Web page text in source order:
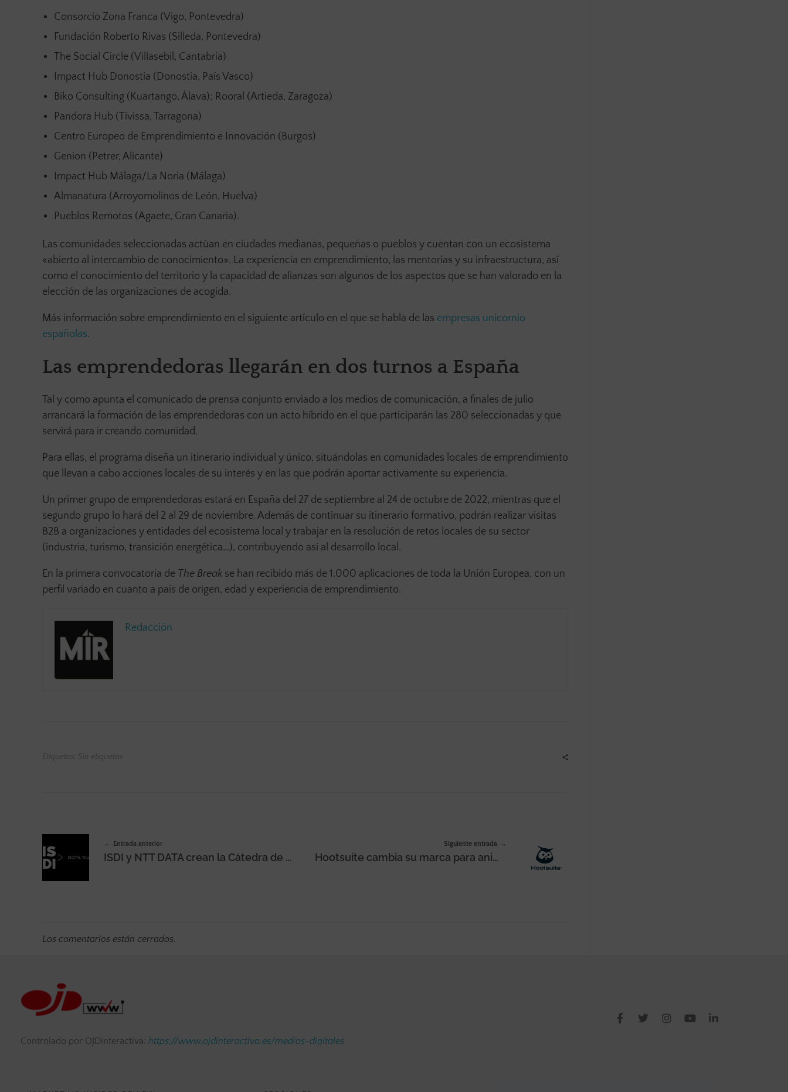
Consorcio Zona Franca (Vigo, Pontevedra)
Fundación Roberto Rivas (Silleda, Pontevedra)
The Social Circle (Villasebil, Cantabria)
Impact Hub Donostia (Donostia, País Vasco)
Biko Consulting (Kuartango, Álava); Rooral (Artieda, Zaragoza)
Pandora Hub (Tivissa, Tarragona)
Centro Europeo de Emprendimiento e Innovación (Burgos)
Genion (Petrer, Alicante)
Impact Hub Málaga/La Noria (Málaga)
Almanatura (Arroyomolinos de León, Huelva)
Pueblos Remotos (Agaete, Gran Canaria).
Las comunidades seleccionadas actúan en ciudades medianas, pequeñas o pueblos y cuentan con un ecosistema
«abierto al intercambio de conocimiento». La experiencia en emprendimiento, las mentorías y su infraestructura, así
como el conocimiento del territorio y la capacidad de alianzas son algunos de los aspectos que se han valorado en la
elección de las organizaciones de acogida.
Más información sobre emprendimiento en el siguiente artículo en el que se habla de las empresas unicornio
españolas.
Las emprendedoras llegarán en dos turnos a España
Tal y como apunta el comunicado de prensa conjunto enviado a los medios de comunicación, a finales de julio
arrancará la formación de las emprendedoras con un acto híbrido en el que participarán las 280 seleccionadas y que
servirá para ir creando comunidad.
Para ellas, el programa diseña un itinerario individual y único, situándolas en comunidades locales de emprendimiento
que llevan a cabo acciones locales de su interés y en las que podrán aportar activamente su experiencia.
Un primer grupo de emprendedoras estará en España del 27 de septiembre al 24 de octubre de 2022, mientras que el
segundo grupo lo hará del 2 al 29 de noviembre. Además de continuar su itinerario formativo, podrán realizar visitas
B2B a organizaciones y entidades del ecosistema local y trabajar en la resolución de retos locales de su sector
(industria, turismo, transición energética…), contribuyendo así al desarrollo local.
En la primera convocatoria de The Break se han recibido más de 1.000 aplicaciones de toda la Unión Europea, con un
perfil variado en cuanto a país de origen, edad y experiencia de emprendimiento.
Redacción
Etiquetas: Sin etiquetas
Entrada anterior
ISDI y NTT DATA crean la Cátedra de Data del Máster Data Analysis & Inteligencia Artificial
Siguiente entrada
Hootsuite cambia su marca para animar a «unirse a la conversación social con autenticidad»
Los comentarios están cerrados.
Controlado por OJDinteractiva: https://www.ojdinteractiva.es/medios-digitales